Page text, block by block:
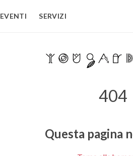
EVENTI SERVIZI
404
Questa pagina